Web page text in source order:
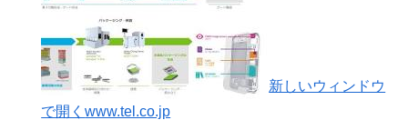
新しいウィンドウ
で開くwww.tel.co.jp